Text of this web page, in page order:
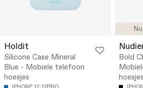
Holdit
Silicone Case Mineral
Blue - Mobiele telefoon
hoesjes
Bold
hoesjes